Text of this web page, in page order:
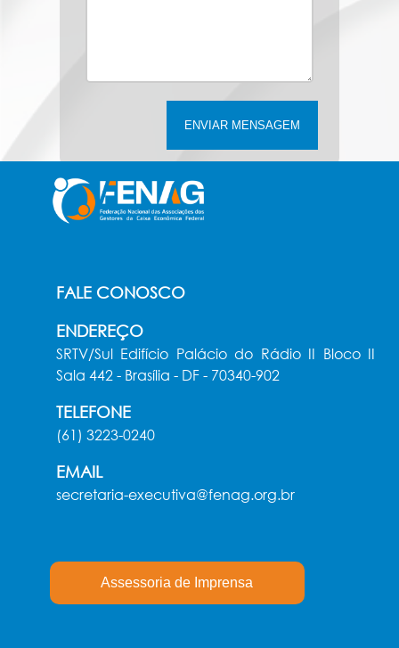
FALE CONOSCO
ENDEREÇO
SRTV/Sul Edifício Palácio do Rádio II Bloco II
Sala 442 - Brasília - DF - 70340-902
TELEFONE
(61) 3223-0240
EMAIL
secretaria-executiva@fenag.org.br
Assessoria de Imprensa